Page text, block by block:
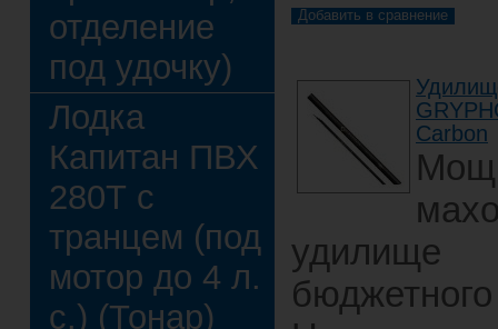
отделение
под удочку)
Лодка
Капитан ПВХ
280Т с
транцем (под
мотор до 4 л.
с.) (Тонар)
Carbon
удилище